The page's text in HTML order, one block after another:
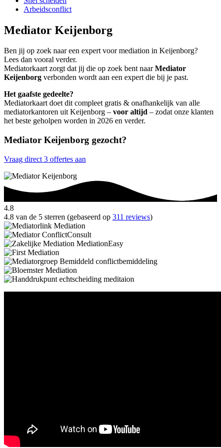
Arbeidsconflict
Mediator Keijenborg
Ben jij op zoek naar een expert voor mediation in Keijenborg?
Lees dan vooral verder.
Mediatorkaart zorgt dat jij die op zoek bent naarMediator
Keijenborg verbonden wordt aan een expert die bij je past.
Het gaafste gedeelte?
Mediatorkaart doet dit compleet gratis & onafhankelijk van alle
mediatorkantoren uit Keijenborg – voor altijd – zodat onze klanten
het beste geholpen worden in 2026 en verder.
Mediator Keijenborg gezocht?
Vraag direct 3 offertes aan
4.8
4.8 van de 5 sterren (gebaseerd op 311 reviews)